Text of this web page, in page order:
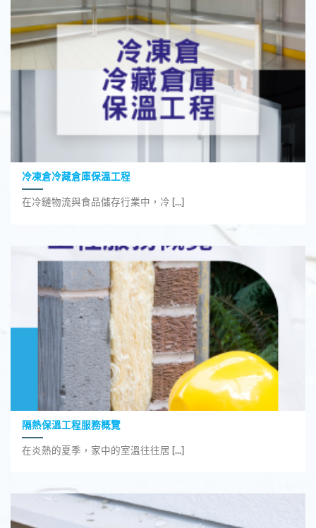
冷凍倉冷藏倉庫保溫工程
在冷鏈物流與食品儲存行業中，冷 [...]
隔熱保溫工程服務概覽
在炎熱的夏季，家中的室溫往往居 [...]